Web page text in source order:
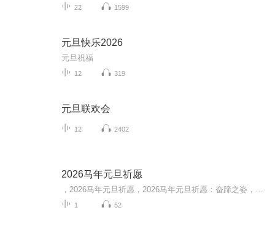
22 1599
元旦快乐2026
元旦祝福
12 319
元旦联欢会
12 2402
2026马年元旦祈愿
1 52